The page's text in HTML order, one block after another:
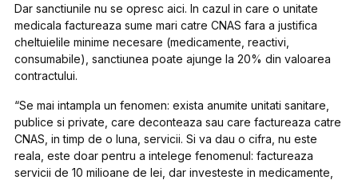
Dar sanctiunile nu se opresc aici. In cazul in care o unitate
medicala factureaza sume mari catre CNAS fara a justifica
cheltuielile minime necesare (medicamente, reactivi,
consumabile), sanctiunea poate ajunge la 20% din valoarea
contractului.
“Se mai intampla un fenomen: exista anumite unitati sanitare,
publice si private, care deconteaza sau care factureaza catre
CNAS, in timp de o luna, servicii. Si va dau o cifra, nu este
reala, este doar pentru a intelege fenomenul: factureaza
servicii de 10 milioane de lei, dar investeste in medicamente,